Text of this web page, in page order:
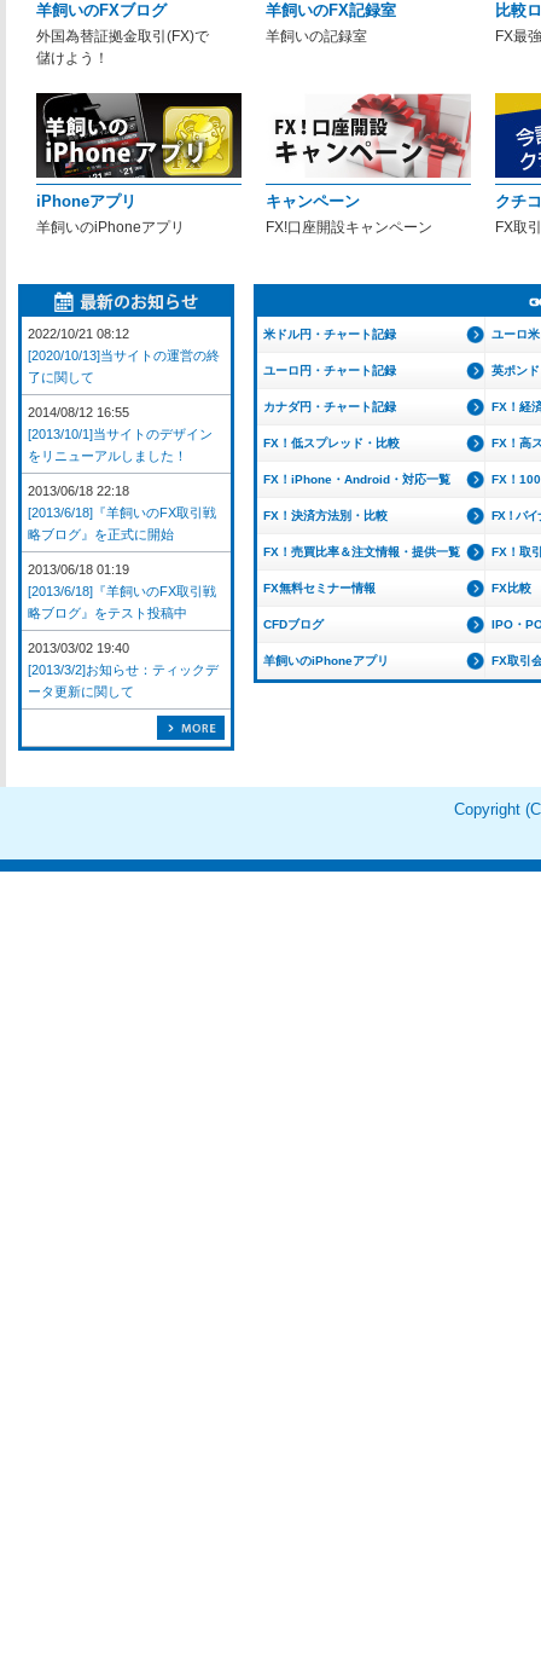
羊飼いのFXブログ
外国為替証拠金取引(FX)で
儲けよう！
羊飼いのFX記録室
羊飼いの記録室
比較
FX最
iPhoneアプリ
羊飼いのiPhoneアプリ
キャンペーン
FX!口座開設キャンペーン
クチ
FX取
米ドル円・チャート記録 ユーロ
ユーロ円・チャート記録 英ポン
カナダ円・チャート記録 FX！経
FX！低スプレッド・比較 FX！高
FX！iPhone・Android・対応一覧 FX！
FX！決済方法別・比較 FX！バイ
FX！売買比率＆注文情報・提供一覧 FX！取
FX無料セミナー情報 FX比較
CFDブログ IPO・
羊飼いのiPhoneアプリ FX取引
2022/10/21 08:12
[2020/10/13]当サイトの運営の終
了に関して
2014/08/12 16:55
[2013/10/1]当サイトのデザイン
をリニューアルしました！
2013/06/18 22:18
[2013/6/18]『羊飼いのFX取引戦
略ブログ』を正式に開始
2013/06/18 01:19
[2013/6/18]『羊飼いのFX取引戦
略ブログ』をテスト投稿中
2013/03/02 19:40
[2013/3/2]お知らせ：ティックデ
ータ更新に関して
Copyright